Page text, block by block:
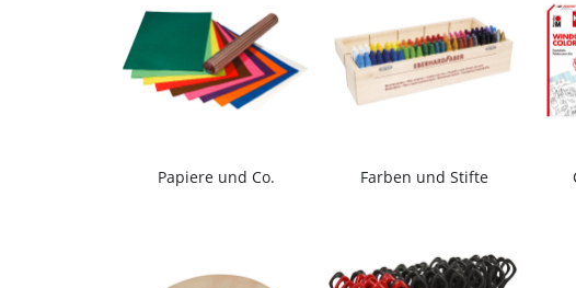
Papiere und Co. Farben und Stifte